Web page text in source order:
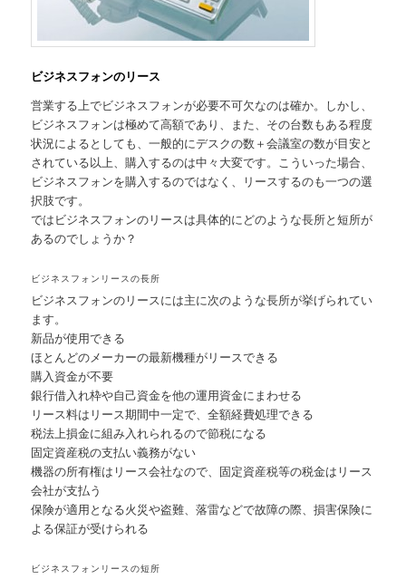
ビジネスフォンのリース
営業する上でビジネスフォンが必要不可欠なのは確か。しかし、
ビジネスフォンは極めて高額であり、また、その台数もある程度
状況によるとしても、一般的にデスクの数＋会議室の数が目安と
されている以上、購入するのは中々大変です。こういった場合、
ビジネスフォンを購入するのではなく、リースするのも一つの選
択肢です。
ではビジネスフォンのリースは具体的にどのような長所と短所が
あるのでしょうか？
ビジネスフォンリースの長所
ビジネスフォンのリースには主に次のような長所が挙げられてい
ます。
新品が使用できる
ほとんどのメーカーの最新機種がリースできる
購入資金が不要
銀行借入れ枠や自己資金を他の運用資金にまわせる
リース料はリース期間中一定で、全額経費処理できる
税法上損金に組み入れられるので節税になる
固定資産税の支払い義務がない
機器の所有権はリース会社なので、固定資産税等の税金はリース
会社が支払う
保険が適用となる火災や盗難、落雷などで故障の際、損害保険に
よる保証が受けられる
ビジネスフォンリースの短所